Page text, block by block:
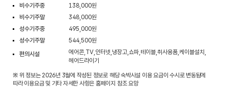
비수기주중
138,000원
비수기주말
348,000원
성수기주중
495,000원
성수기주말
544,500원
편의시설
에어콘,TV,인터넷,냉장고,쇼파,테이블,취사용품,케이블설치,
헤어드라이기
※ 위 정보는 2026년 3월에 작성된 정보로 해당 숙박시설 이용 요금이 수시로 변동됨에
따라 이용요금 및 기타 자세한 사항은 홈페이지 참조 요망